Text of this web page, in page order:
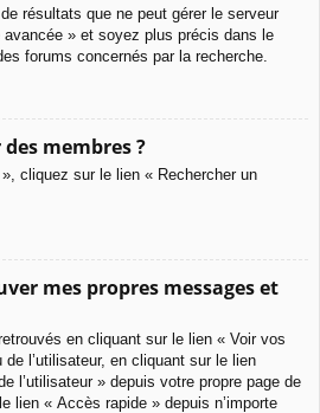
résultats que ne peut gérer le serveur
» et soyez plus précis dans le
forums concernés par la recherche.
membres ?
cliquez sur le lien « Rechercher un
mes propres messages et
en cliquant sur le lien « Voir vos
l’utilisateur, en cliquant sur le lien
l’utilisateur » depuis votre propre page de
lien « Accès rapide » depuis n’importe